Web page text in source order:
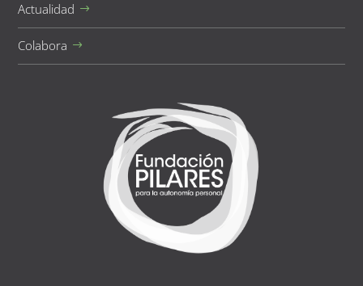
Actualidad
Colabora